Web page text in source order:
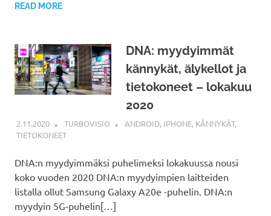
READ MORE
DNA: myydyimmät
kännykät, älykellot ja
tietokoneet – lokakuu
2020
2.11.2020 TURBOVISIO ANDROID, IPHONE, KÄNNYKÄT,
TIETOKONEET
DNA:n myydyimmäksi puhelimeksi lokakuussa nousi
koko vuoden 2020 DNA:n myydyimpien laitteiden
listalla ollut Samsung Galaxy A20e -puhelin. DNA:n
myydyin 5G-puhelin[…]